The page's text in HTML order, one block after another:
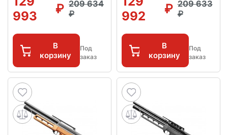
993
209 634
В
корзину
Под
заказ
992
209 633
В
корзину
Под
заказ